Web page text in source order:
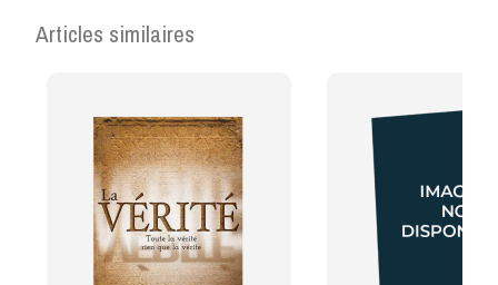
Articles similaires